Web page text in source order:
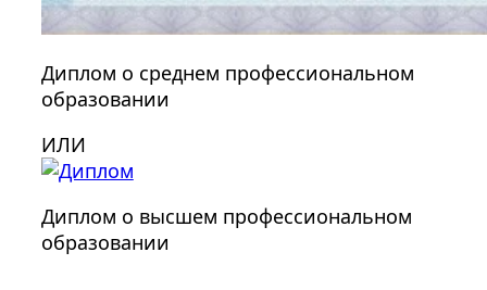
Диплом о среднем профессиональном
образовании
ИЛИ
Диплом о высшем профессиональном
образовании